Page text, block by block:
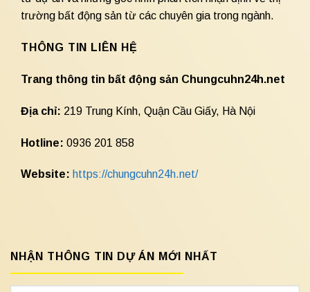
trường bất động sản từ các chuyên gia trong ngành.
THÔNG TIN LIÊN HỆ
Trang thông tin bất động sản Chungcuhn24h.net
Địa chỉ: 219 Trung Kính, Quận Cầu Giấy, Hà Nội
Hotline: 0936 201 858
Website: https://chungcuhn24h.net/
NHẬN THÔNG TIN DỰ ÁN MỚI NHẤT